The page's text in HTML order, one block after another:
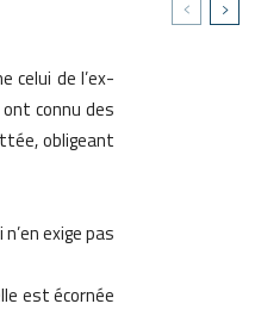
celui de l’ex-
ont connu des
obligeant
exige pas
est écornée